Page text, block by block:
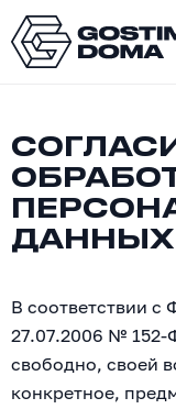
ДАННЫХ
В соответствии с
27.07.2006 № 152-
свободно, своей
конкретное,